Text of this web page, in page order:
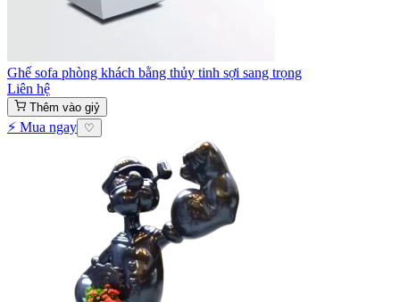
Ghế sofa phòng khách bằng thủy tinh sợi sang trọng
Liên hệ
Thêm vào giỷ
⚡ Mua ngay ♡